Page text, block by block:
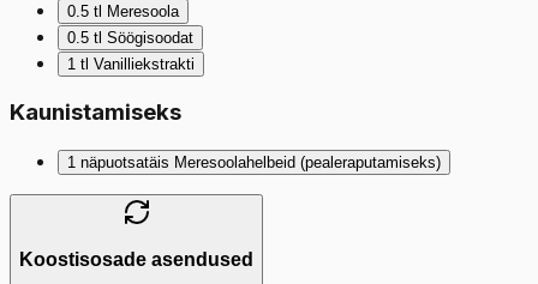
0.5 tl Meresoola
0.5 tl Söögisoodat
1 tl Vanilliekstrakti
Kaunistamiseks
1 näpuotsatäis Meresoolahelbeid (pealeraputamiseks)
Koostisosade asendused